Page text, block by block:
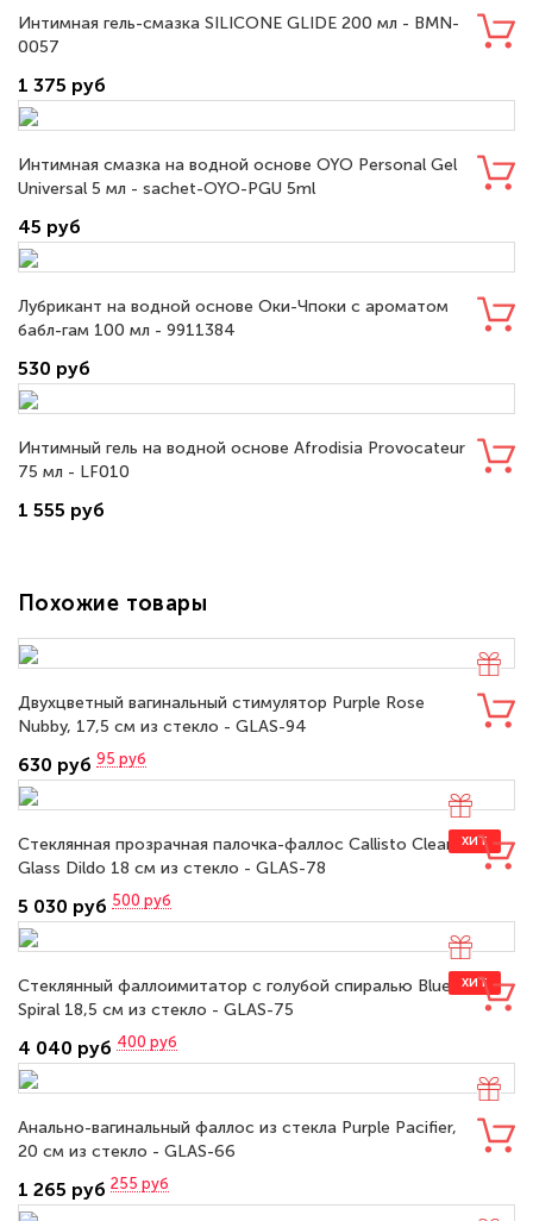
Интимная гель-смазка SILICONE GLIDE 200 мл - BMN-
0057
1 375 руб
Интимная смазка на водной основе OYO Personal Gel
Universal 5 мл - sachet-OYO-PGU 5ml
45 руб
Лубрикант на водной основе Оки-Чпоки с ароматом
бабл-гам 100 мл - 9911384
530 руб
Интимный гель на водной основе Afrodisia Provocateur
75 мл - LF010
1 555 руб
Похожие товары
Двухцветный вагинальный стимулятор Purple Rose
Nubby, 17,5 см из стекло - GLAS-94
630 руб 95 руб
ХИТ
Стеклянная прозрачная палочка-фаллос Callisto Clear
Glass Dildo 18 см из стекло - GLAS-78
5 030 руб 500 руб
ХИТ
Стеклянный фаллоимитатор с голубой спиралью Blue
Spiral 18,5 см из стекло - GLAS-75
4 040 руб 400 руб
Анально-вагинальный фаллос из стекла Purple Pacifier,
20 см из стекло - GLAS-66
1 265 руб 255 руб